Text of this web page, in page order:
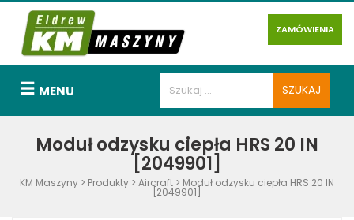
ZAMÓWIENIA
MENU
Moduł odzysku ciepła HRS 20 IN
[2049901]
KM Maszyny > Produkty > Aircraft > Moduł odzysku ciepła HRS 20 IN
[2049901]